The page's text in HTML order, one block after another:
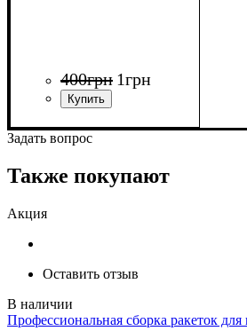
400грн 1грн
Задать вопрос
Также покупают
Акция
Оставить отзыв
Профессиональная сборка ракеток для